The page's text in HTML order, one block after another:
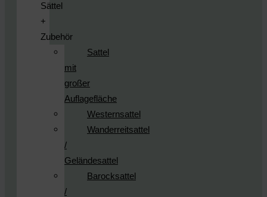
Sättel
+
Zubehör
Sattel
mit
großer
Auflagefläche
Westernsattel
Wanderreitsattel
/
Geländesattel
Barocksattel
/